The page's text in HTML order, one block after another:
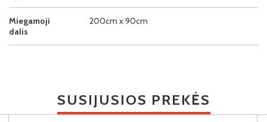
Miegamoji
dalis
200cm x 90cm
SUSIJUSIOS PREKĖS